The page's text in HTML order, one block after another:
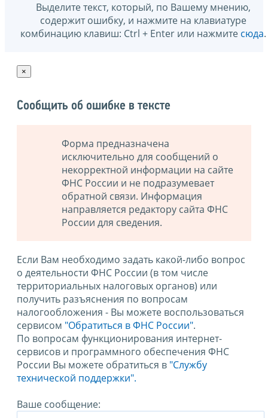
Выделите текст, который, по Вашему мнению,
содержит ошибку, и нажмите на клавиатуре
комбинацию клавиш: Ctrl + Enter или нажмите сюда.
×
Сообщить об ошибке в тексте
Форма предназначена
исключительно для сообщений о
некорректной информации на сайте
ФНС России и не подразумевает
обратной связи. Информация
направляется редактору сайта ФНС
России для сведения.
Если Вам необходимо задать какой-либо вопрос
о деятельности ФНС России (в том числе
территориальных налоговых органов) или
получить разъяснения по вопросам
налогообложения - Вы можете воспользоваться
сервисом "Обратиться в ФНС России".
По вопросам функционирования интернет-
сервисов и программного обеспечения ФНС
России Вы можете обратиться в "Службу
технической поддержки".
Ваше сообщение: